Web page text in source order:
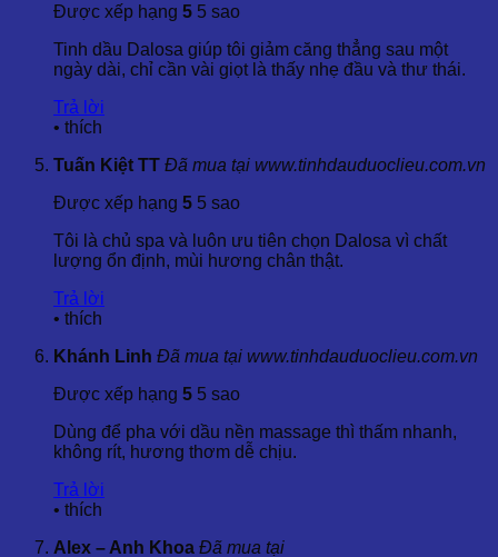
mỡ hoặc dầu bôi để giảm kích ứng da, điều trị mụn và làm
4.2 Trong chăm sóc tóc:
Pha loãng tinh dầu và massage vào da đầu để giảm gàu và
để làm sạch da đầu và giảm ngứa.
4.3 Liệu pháp hương thơm:
Sử dụng tinh dầu Bách Xù Gai – Cade Essential Oil trong
máy khuếch tán để tạo không gian thư giãn, giảm căng thẳng
và cải thiện tâm trạng.
phần lý tưởng trong các sản phẩm nước hoa, xịt toàn thân và
5. Khuyến Cáo
Bảo quản tinh dầu ở nơi khô ráo, thoáng mát, tránh ánh
Không sử dụng tinh dầu nguyên chất trực tiếp trên da
Được xếp hạng 5 5 sao
Tinh dầu Dalosa giúp tôi giảm căng thẳng sau một
ngày dài, chỉ cần vài giọt là thấy nhẹ đầu và thư thái.
Trả lời
• thích
Tuấn Kiệt TT Đã mua tại www.tinhdauduoclieu.com.vn
Được xếp hạng 5 5 sao
Tôi là chủ spa và luôn ưu tiên chọn Dalosa vì chất
lượng ổn định, mùi hương chân thật.
Trả lời
• thích
Khánh Linh Đã mua tại www.tinhdauduoclieu.com.vn
Được xếp hạng 5 5 sao
Dùng để pha với dầu nền massage thì thấm nhanh,
không rít, hương thơm dễ chịu.
Trả lời
• thích
Alex – Anh Khoa Đã mua tại